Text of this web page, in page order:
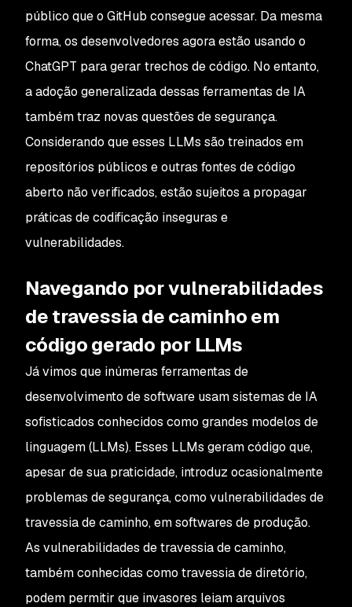
público que o GitHub consegue acessar. Da mesma
forma, os desenvolvedores agora estão usando o
ChatGPT para gerar trechos de código. No entanto,
a adoção generalizada dessas ferramentas de IA
também traz novas questões de segurança.
Considerando que esses LLMs são treinados em
repositórios públicos e outras fontes de código
aberto não verificados, estão sujeitos a propagar
práticas de codificação inseguras e
vulnerabilidades.
Navegando por vulnerabilidades
de travessia de caminho em
código gerado por LLMs
Já vimos que inúmeras ferramentas de
desenvolvimento de software usam sistemas de IA
sofisticados conhecidos como grandes modelos de
linguagem (LLMs). Esses LLMs geram código que,
apesar de sua praticidade, introduz ocasionalmente
problemas de segurança, como vulnerabilidades de
travessia de caminho, em softwares de produção.
As vulnerabilidades de travessia de caminho,
também conhecidas como travessia de diretório,
podem permitir que invasores leiam arquivos